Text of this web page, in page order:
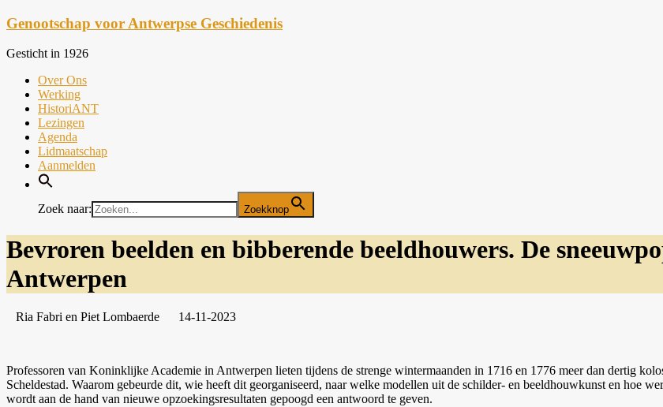
Ga
de
Genootschap voor Antwerpse Geschiedenis
Gesticht in 1926
Menu
Over Ons
Werking
HistoriANT
Lezingen
Agenda
Lidmaatschap
Aanmelden
Zoek naar: Zoekknop
Bevroren beelden en bibberende beeldhouwers. De
Antwerpen
Ria Fabri en Piet Lombaerde 14-11-2023
Professoren van Koninklijke Academie in Antwerpen lieten tijdens de strenge wintermaanden in 1716 en 1776 meer dan dertig
Scheldestad. Waarom gebeurde dit, wie heeft dit georganiseerd, naar welke modellen uit de schilder- en beeldhouwkunst en hoe
wordt aan de hand van nieuwe opzoekingsresultaten gepoogd een antwoord te geven.